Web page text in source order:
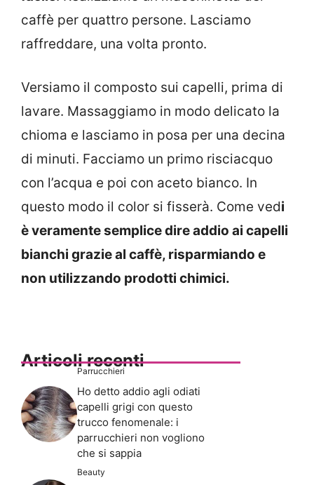
caffè per quattro persone. Lasciamo
raffreddare, una volta pronto.
Versiamo il composto sui capelli, prima di
lavare. Massaggiamo in modo delicato la
chioma e lasciamo in posa per una decina
di minuti. Facciamo un primo risciacquo
con l’acqua e poi con aceto bianco. In
questo modo il color si fisserà. Come vedi
è veramente semplice dire addio ai capelli
bianchi grazie al caffè, risparmiando e
non utilizzando prodotti chimici.
Articoli recenti
Parrucchieri
Ho detto addio agli odiati
capelli grigi con questo
trucco fenomenale: i
parrucchieri non vogliono
che si sappia
Beauty